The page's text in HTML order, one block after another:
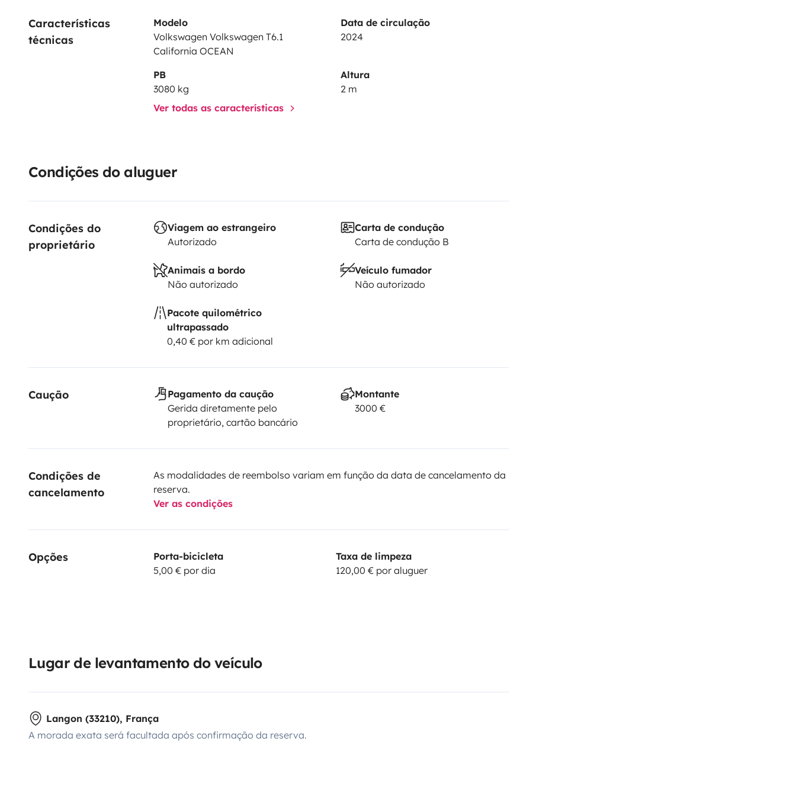
Características
técnicas
Modelo
Volkswagen Volkswagen T6.1
California OCEAN
Data de circulação
2024
PB
3080 kg
Altura
2 m
Ver todas as características
Condições do aluguer
Condições do
proprietário
Viagem ao estrangeiro
Autorizado
Carta de condução
Carta de condução B
Animais a bordo
Não autorizado
Veículo fumador
Não autorizado
Pacote quilométrico
ultrapassado
0,40 € por km adicional
Caução
Pagamento da caução
Gerida diretamente pelo
proprietário, cartão bancário
Montante
3000 €
Condições de
cancelamento
As modalidades de reembolso variam em função da data de cancelamento da
reserva.
Ver as condições
Opções
Porta-bicicleta
5,00 € por dia
Taxa de limpeza
120,00 € por aluguer
Lugar de levantamento do veículo
Langon (33210), França
A morada exata será facultada após confirmação da reserva.